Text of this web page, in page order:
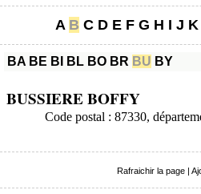
A B C D E F G H I J K
BA BE BI BL BO BR BU BY
BUSSIERE BOFFY
Code postal : 87330,
Rafraichir la page